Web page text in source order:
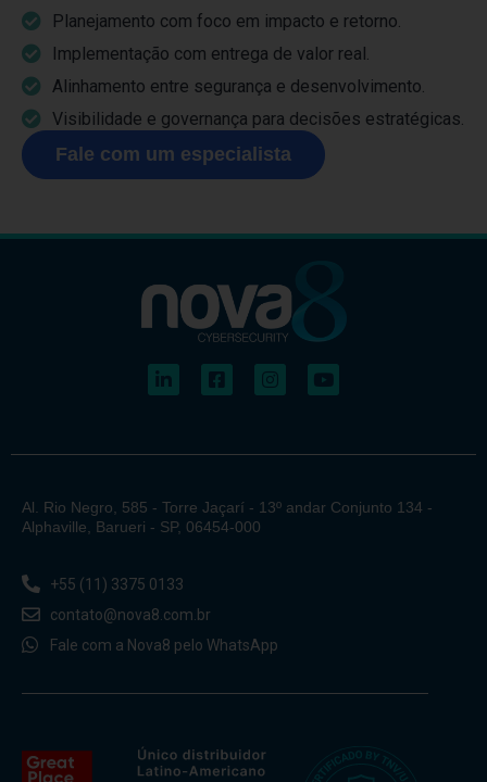
Planejamento com foco em impacto e retorno.
Implementação com entrega de valor real.
Alinhamento entre segurança e desenvolvimento.
Visibilidade e governança para decisões estratégicas.
Fale com um especialista
Al. Rio Negro, 585 - Torre Jaçarí - 13º andar Conjunto 134 -
Alphaville, Barueri - SP, 06454-000
+55 (11) 3375 0133
contato@nova8.com.br
Fale com a Nova8 pelo WhatsApp